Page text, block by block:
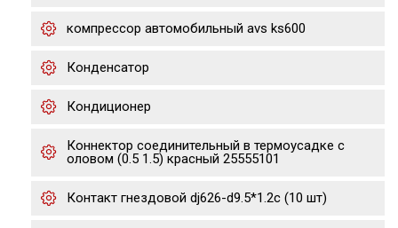
компрессор автомобильный avs ks600
Конденсатор
Кондиционер
Коннектор соединительный в термоусадке с
оловом (0.5 1.5) красный 25555101
Контакт гнездовой dj626-d9.5*1.2c (10 шт)